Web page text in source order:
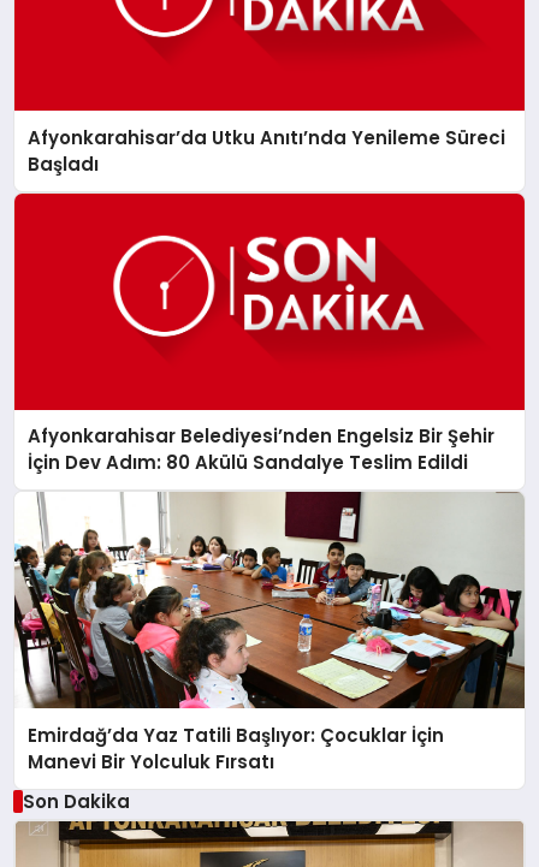
Afyonkarahisar’da Utku Anıtı’nda Yenileme Süreci
Başladı
Afyonkarahisar Belediyesi’nden Engelsiz Bir Şehir
İçin Dev Adım: 80 Akülü Sandalye Teslim Edildi
Emirdağ’da Yaz Tatili Başlıyor: Çocuklar İçin
Manevi Bir Yolculuk Fırsatı
Son Dakika